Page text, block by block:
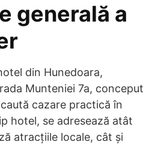
generală a
din Hunedoara,
Munteniei 7a, conceput
cazare practică în
hotel, se adresează atât
atracțiile locale, cât și